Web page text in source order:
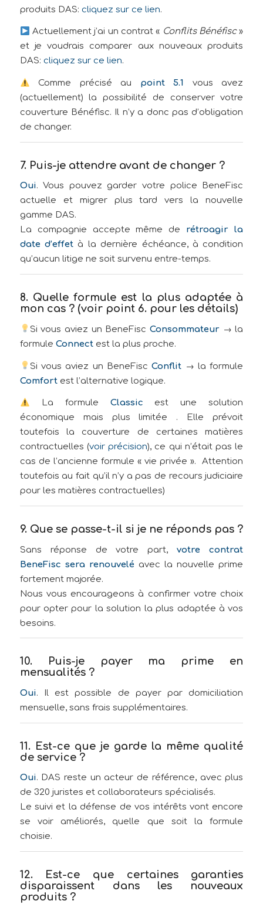
produits DAS: cliquez sur ce lien.
Actuellement j’ai un contrat « Conflits Bénéfisc»
et je voudrais comparer aux nouveaux produits
DAS: cliquez sur ce lien.
Comme précisé au point 5.1
vous avez
(actuellement) la possibilité de conserver votre
couverture Bénéfisc. Il n’y a donc pas d’obligation
de changer.
7. Puis-je attendre avant de changer ?
Oui. Vous pouvez garder votre police BeneFisc
actuelle et migrer plus tard vers la nouvelle
gamme DAS.
La compagnie accepte même de rétroagir la
date d’effet à la dernière échéance, à condition
qu’aucun litige ne soit survenu entre-temps.
8. Quelle formule est la plus adaptée à
mon cas ? (voir point 6. pour les détails)
Si vous aviez un BeneFiscConsommateur → la
formule Connectest la plus proche.
Si vous aviez un BeneFiscConflit → la formule
Comfortest l’alternative logique.
La formule Classic est une solution
économique mais plus limitée . Elle prévoit
toutefois la couverture de certaines matières
contractuelles (voir précision), ce qui n’était pas le
cas de l’ancienne formule « vie privée ». Attention
toutefois au fait qu’il n’y a pas de recours judiciaire
pour les matières contractuelles)
9. Que se passe-t-il si je ne réponds pas ?
Sans réponse de votre part,votre contrat
BeneFisc sera renouvelé avec la nouvelle prime
fortement majorée.
Nous vous encourageons à confirmer votre choix
pour opter pour la solution la plus adaptée à vos
besoins.
10. Puis-je payer ma prime en
mensualités ?
Oui. Il est possible de payer par domiciliation
mensuelle, sans frais supplémentaires.
11. Est-ce que je garde la même qualité
de service ?
Oui. DAS reste un acteur de référence, avec plus
de 320 juristes et collaborateurs spécialisés.
Le suivi et la défense de vos intérêts vont encore
se voir améliorés, quelle que soit la formule
choisie.
12. Est-ce que certaines garanties
disparaissent dans les nouveaux
produits ?